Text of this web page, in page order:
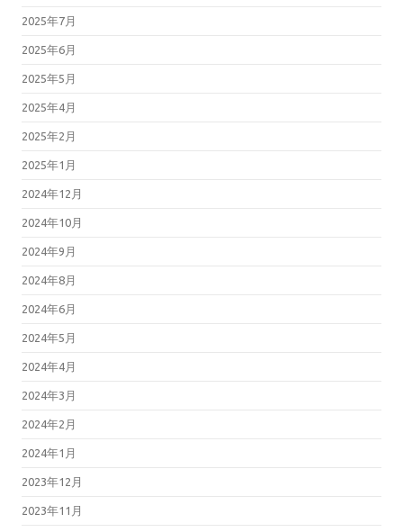
2025年7月
2025年6月
2025年5月
2025年4月
2025年2月
2025年1月
2024年12月
2024年10月
2024年9月
2024年8月
2024年6月
2024年5月
2024年4月
2024年3月
2024年2月
2024年1月
2023年12月
2023年11月